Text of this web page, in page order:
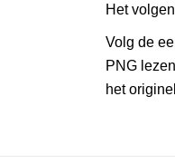
Het
Volg de
PNG
het